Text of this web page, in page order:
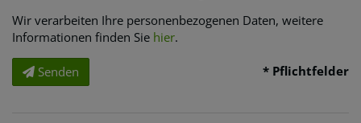
Wir verarbeiten Ihre personenbezogenen Daten, weitere
Informationen finden Sie hier.
Senden * Pflichtfelder